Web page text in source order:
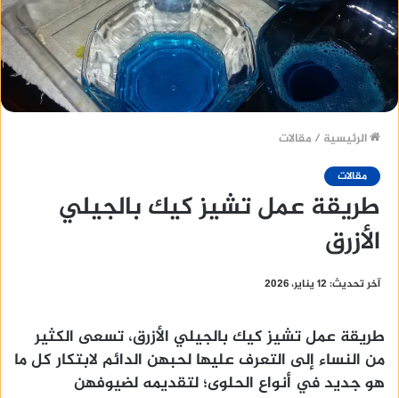
الرئيسية / مقالات
مقالات
طريقة عمل تشيز كيك بالجيلي
الأزرق
آخر تحديث: 12 يناير، 2026
طريقة عمل تشيز كيك بالجيلي الأزرق، تسعى الكثير
من النساء إلى التعرف عليها لحبهن الدائم لابتكار كل ما
هو جديد في أنواع الحلوى؛ لتقديمه لضيوفهن